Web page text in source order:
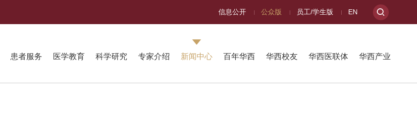
信息公开 公众版 员工/学生版 EN
患者服务 医学教育 科学研究 专家介绍 新闻中心 百年华西 华西校友 华西医联体 华西产业